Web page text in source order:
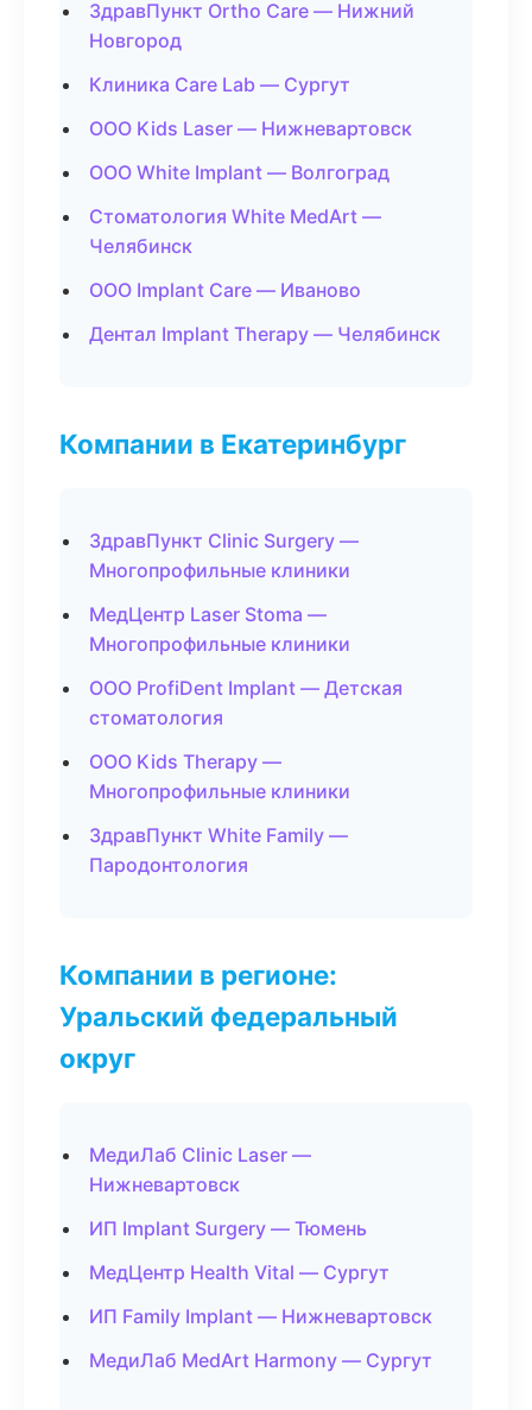
ЗдравПункт Ortho Care — Нижний
Новгород
Клиника Care Lab — Сургут
ООО Kids Laser — Нижневартовск
ООО White Implant — Волгоград
Стоматология White MedArt —
Челябинск
ООО Implant Care — Иваново
Дентал Implant Therapy — Челябинск
Компании в Екатеринбург
ЗдравПункт Clinic Surgery —
Многопрофильные клиники
МедЦентр Laser Stoma —
Многопрофильные клиники
ООО ProfiDent Implant — Детская
стоматология
ООО Kids Therapy —
Многопрофильные клиники
ЗдравПункт White Family —
Пародонтология
Компании в регионе:
Уральский федеральный
округ
МедиЛаб Clinic Laser —
Нижневартовск
ИП Implant Surgery — Тюмень
МедЦентр Health Vital — Сургут
ИП Family Implant — Нижневартовск
МедиЛаб MedArt Harmony — Сургут